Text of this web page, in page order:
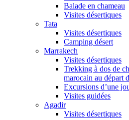
Balade en chameau
Visites désertiques
Tata
Visites désertiques
Camping désert
Marrakech
Visites désertiques
Trekking à dos de
marocain au départ
Excursions d’une
Visites guidées
Agadir
Visites désertiques